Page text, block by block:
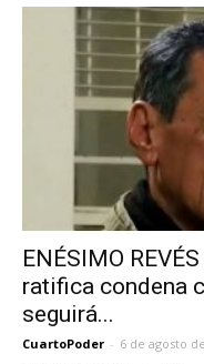
ENÉSIMO
ratifica condena
seguirá...
CuartoPoder - 6 de agosto